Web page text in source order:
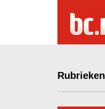
Rubrieken